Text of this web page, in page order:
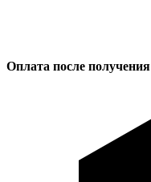
Оплата после получения